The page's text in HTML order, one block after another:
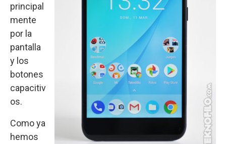
principal
mente
por la
pantalla
y los
botones
capacitiv
os.
Como ya
hemos